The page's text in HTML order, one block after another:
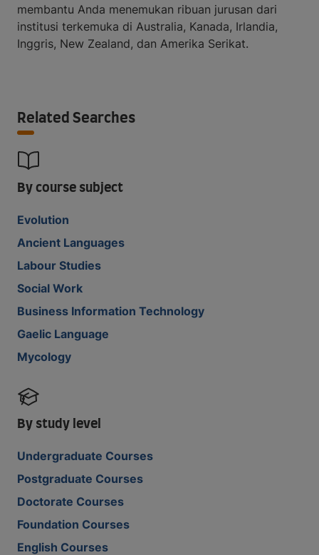
membantu Anda menemukan ribuan jurusan dari
institusi terkemuka di Australia, Kanada, Irlandia,
Inggris, New Zealand, dan Amerika Serikat.
Related Searches
By course subject
Evolution
Ancient Languages
Labour Studies
Social Work
Business Information Technology
Gaelic Language
Mycology
By study level
Undergraduate Courses
Postgraduate Courses
Doctorate Courses
Foundation Courses
English Courses